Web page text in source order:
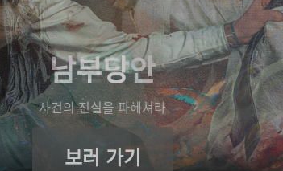
남부당안
사건의 진실을 파헤쳐라
보러 가기